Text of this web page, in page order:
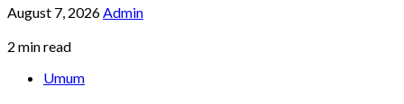
August 7, 2026Admin
2 min read
Umum